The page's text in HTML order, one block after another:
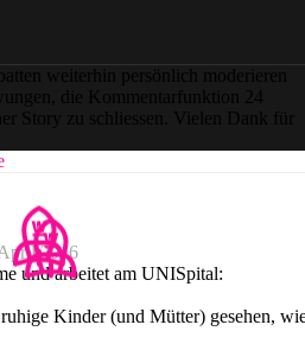
weiterhin persönlich moderieren
die Kommentarfunktion 24
Story zu schliessen. Vielen Dank für
2016
und arbeitet am UNISpital:
Kinder (und Mütter) gesehen,